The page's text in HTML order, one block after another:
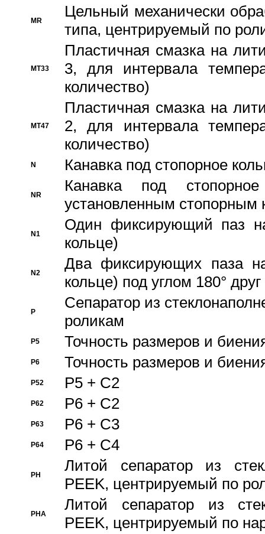
MR
Цельный механически
типа, центрируемый по
MT33
Пластичная смазка на
3, для интервала
количество)
MT47
Пластичная смазка на
2, для интервала
количество)
N Канавка под стопорное
NR
Канавка под
установленным стопорным
N1
Один фиксирующий паз
кольце)
N2
Два фиксирующих паза
кольце) под углом 180° друг
P
Cепаратор из
роликам
P5 Точность размеров и
P6 Точность размеров и
P52 P5 + C2
P62 P6 + C2
P63 P6 + C3
P64 P6 + C4
PH
Литой сепаратор из
PEEK, центрируемый по
PHA
Литой сепаратор из
PEEK, центрируемый по